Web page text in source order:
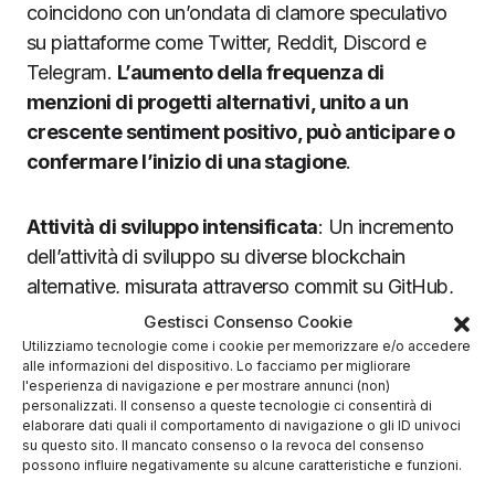
Gestisci Consenso Cookie
Utilizziamo tecnologie come i cookie per memorizzare e/o accedere
alle informazioni del dispositivo. Lo facciamo per migliorare
l'esperienza di navigazione e per mostrare annunci (non)
personalizzati. Il consenso a queste tecnologie ci consentirà di
elaborare dati quali il comportamento di navigazione o gli ID univoci
su questo sito. Il mancato consenso o la revoca del consenso
possono influire negativamente su alcune caratteristiche e funzioni.
coincidono con un’ondata di clamore speculativo
su piattaforme come Twitter, Reddit, Discord e
Telegram. L’aumento della frequenza di
menzioni di progetti alternativi, unito a un
crescente sentiment positivo, può anticipare o
confermare l’inizio di una stagione.
Attività di sviluppo intensificata: Un incremento
dell’attività di sviluppo su diverse blockchain
alternative, misurata attraverso commit su GitHub,
aggiornamenti di protocollo e implementazione di
nuove funzionalità, spesso precede o accompagna
questi periodi.
Espansione degli ecosistemi DeFi e NFT: La
crescente popolarità e adozione di applicazioni